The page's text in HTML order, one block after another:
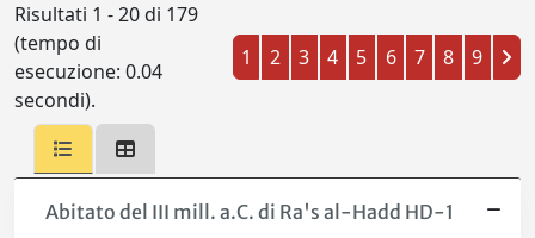
Risultati 1 - 20 di 179
(tempo di
esecuzione: 0.04
secondi).
1 2 3 4 5 6 7 8 9
Abitato del III mill. a.C. di Ra's al-Hadd HD-1